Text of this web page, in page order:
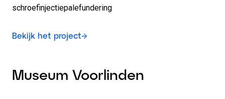
schroefinjectiepalefundering
Bekijk het project
Museum Voorlinden